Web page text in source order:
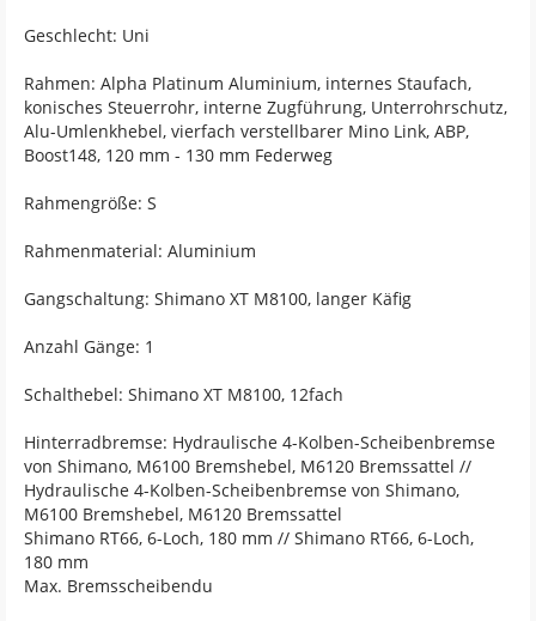
Geschlecht: Uni
Rahmen: Alpha Platinum Aluminium, internes Staufach,
konisches Steuerrohr, interne Zugführung, Unterrohrschutz,
Alu-Umlenkhebel, vierfach verstellbarer Mino Link, ABP,
Boost148, 120 mm - 130 mm Federweg
Rahmengröße: S
Rahmenmaterial: Aluminium
Gangschaltung: Shimano XT M8100, langer Käfig
Anzahl Gänge: 1
Schalthebel: Shimano XT M8100, 12fach
Hinterradbremse: Hydraulische 4-Kolben-Scheibenbremse
von Shimano, M6100 Bremshebel, M6120 Bremssattel //
Hydraulische 4-Kolben-Scheibenbremse von Shimano,
M6100 Bremshebel, M6120 Bremssattel
Shimano RT66, 6-Loch, 180 mm // Shimano RT66, 6-Loch,
180 mm
Max. Bremsscheibendu